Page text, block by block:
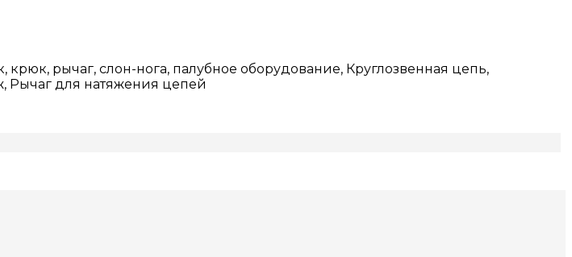
рычаг, слон-нога, палубное оборудование, Круглозвенная цепь,
Рычаг для натяжения цепей